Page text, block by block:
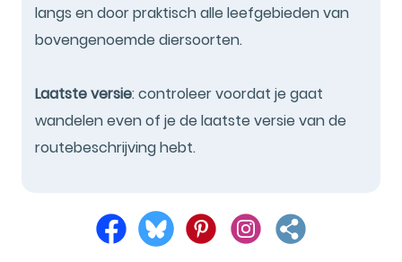
langs en door praktisch alle leefgebieden van
bovengenoemde diersoorten.
Laatste versie: controleer voordat je gaat
wandelen even of je de laatste versie van de
routebeschrijving hebt.